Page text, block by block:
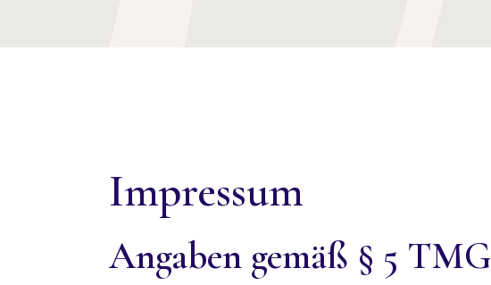
Impressum
Angaben gemäß § 5 TMG